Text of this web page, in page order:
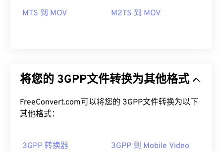
MTS 到 MOV M2TS 到 MOV
将您的 3GPP文件转换为其他格式
FreeConvert.com可以将您的 3GPP文件转换为以下
其他格式：
3GPP 转换器 3GPP 到 Mobile Video